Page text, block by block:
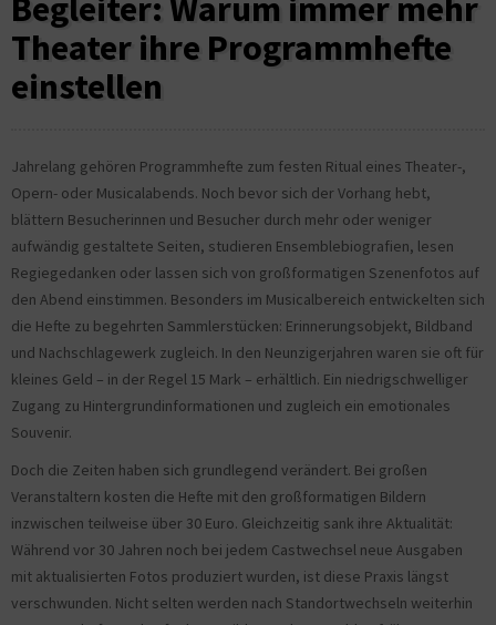
Begleiter: Warum immer mehr
Theater ihre Programmhefte
einstellen
Jahrelang gehören Programmhefte zum festen Ritual eines Theater-,
Opern- oder Musicalabends. Noch bevor sich der Vorhang hebt,
blättern Besucherinnen und Besucher durch mehr oder weniger
aufwändig gestaltete Seiten, studieren Ensemblebiografien, lesen
Regiegedanken oder lassen sich von großformatigen Szenenfotos auf
den Abend einstimmen. Besonders im Musicalbereich entwickelten sich
die Hefte zu begehrten Sammlerstücken: Erinnerungsobjekt, Bildband
und Nachschlagewerk zugleich. In den Neunzigerjahren waren sie oft für
kleines Geld – in der Regel 15 Mark – erhältlich. Ein niedrigschwelliger
Zugang zu Hintergrundinformationen und zugleich ein emotionales
Souvenir.
Doch die Zeiten haben sich grundlegend verändert. Bei großen
Veranstaltern kosten die Hefte mit den großformatigen Bildern
inzwischen teilweise über 30 Euro. Gleichzeitig sank ihre Aktualität:
Während vor 30 Jahren noch bei jedem Castwechsel neue Ausgaben
mit aktualisierten Fotos produziert wurden, ist diese Praxis längst
verschwunden. Nicht selten werden nach Standortwechseln weiterhin